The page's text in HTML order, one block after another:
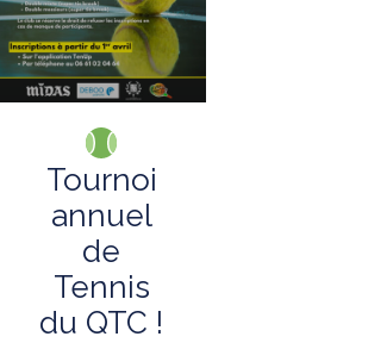
Tournoi
annuel
de
Tennis
du QTC !